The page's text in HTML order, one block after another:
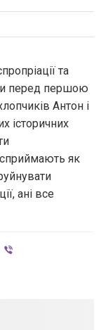
та
перед першою
Антон і
історичних
як
ані все